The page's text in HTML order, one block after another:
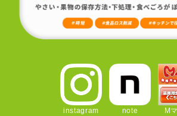
instagram note M